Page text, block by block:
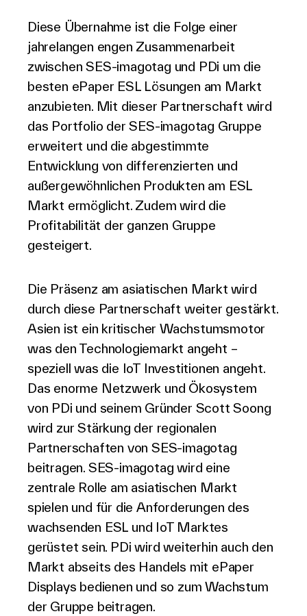
Diese Übernahme ist die Folge einer
jahrelangen engen Zusammenarbeit
zwischen SES-imagotag und PDi um die
besten ePaper ESL Lösungen am Markt
anzubieten. Mit dieser Partnerschaft wird
das Portfolio der SES-imagotag Gruppe
erweitert und die abgestimmte
Entwicklung von differenzierten und
außergewöhnlichen Produkten am ESL
Markt ermöglicht. Zudem wird die
Profitabilität der ganzen Gruppe
gesteigert.
Die Präsenz am asiatischen Markt wird
durch diese Partnerschaft weiter gestärkt.
Asien ist ein kritischer Wachstumsmotor
was den Technologiemarkt angeht –
speziell was die IoT Investitionen angeht.
Das enorme Netzwerk und Ökosystem
von PDi und seinem Gründer Scott Soong
wird zur Stärkung der regionalen
Partnerschaften von SES-imagotag
beitragen. SES-imagotag wird eine
zentrale Rolle am asiatischen Markt
spielen und für die Anforderungen des
wachsenden ESL und IoT Marktes
gerüstet sein. PDi wird weiterhin auch den
Markt abseits des Handels mit ePaper
Displays bedienen und so zum Wachstum
der Gruppe beitragen.